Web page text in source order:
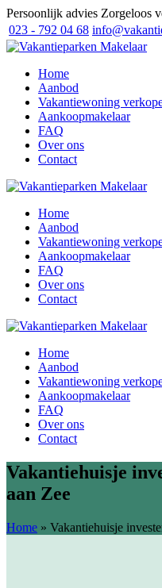
Persoonlijk advies Zorgeloos
023 - 792 04 68
Home
Aanbod
Vakantiewoning
Aankoopmakelaar
FAQ
Over ons
Contact
Home
Aanbod
Vakantiewoning
Aankoopmakelaar
FAQ
Over ons
Contact
Home
Aanbod
Vakantiewoning
Aankoopmakelaar
FAQ
Over ons
Contact
Vakantiehuisje
aan Zee
Home » Vakantiehuisje